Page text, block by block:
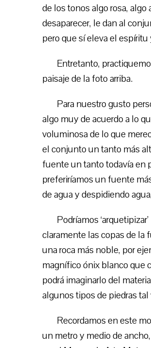
de los tonos algo rosa,
desaparecer, le dan al
pero que sí eleva el
Entretanto,
paisaje de la foto arriba.
Para nuestro gusto
algo muy de acuerdo a lo
voluminosa de lo que
el conjunto un tanto más
fuente un tanto todavía en
preferiríamos un fuente
de agua y despidiendo
Podríamos
claramente las copas de la
una roca más noble, por
magnífico ónix blanco que
podrá imaginarlo del
algunos tipos de piedras
Recordamos en este
un metro y medio de